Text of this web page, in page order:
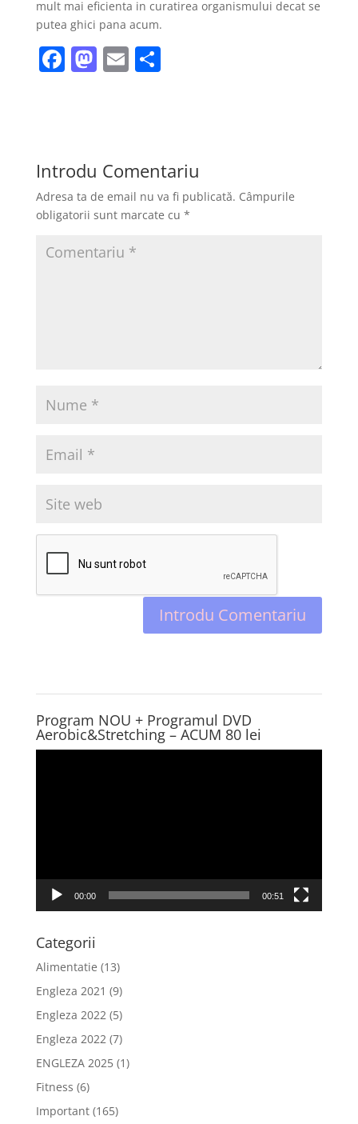
mult mai eficienta in curatirea organismului decat se
putea ghici pana acum.
F
b
o
o
M
d
o
n
E P
a
z
ă
Introdu Comentariu
Adresa ta de email nu va fi publicată. Câmpurile
obligatorii sunt marcate cu *
Program NOU + Programul DVD
Aerobic&Stretching – ACUM 80 lei
00:00 00:51
Categorii
Alimentatie (13)
Engleza 2021 (9)
Engleza 2022 (5)
Engleza 2022 (7)
ENGLEZA 2025(1)
Fitness (6)
Important(165)